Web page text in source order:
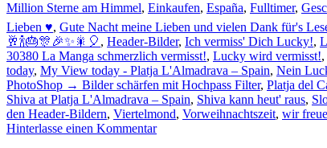
Million Sterne am Himmel, Einkaufen, España, Fulltimer,
Lieben ♥, Gute Nacht meine Lieben und vielen Dank für's
🥂🍾🎂🎊🎉✨🎇🎈 , Header-Bilder, Ich vermiss' Dich Lucky!,
30380 La Manga schmerzlich vermisst!, Lucky wird vermisst!,
today, My View today - Platja L'Almadrava – Spain, Nein
PhotoShop → Bilder schärfen mit Hochpass Filter, Platja del
Shiva at Platja L'Almadrava – Spain, Shiva kann heut' raus,
den Header-Bildern, Viertelmond, Vorweihnachtszeit, wir
Hinterlasse einen Kommentar